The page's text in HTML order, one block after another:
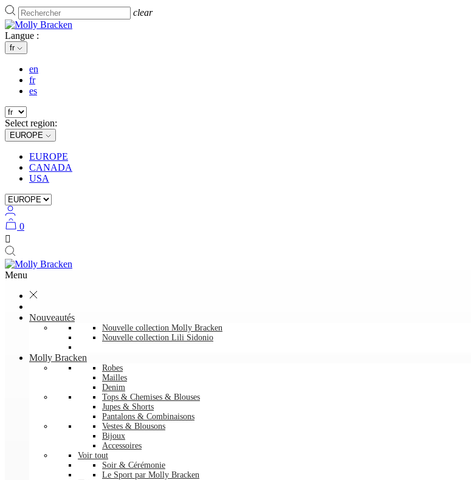
clear
Langue :
fr
en
fr
es
Select region:
EUROPE
EUROPE
CANADA
USA
0

Menu
Nouveautés
Nouvelle collection Molly Bracken
Nouvelle collection Lili Sidonio
Molly Bracken
Robes
Mailles
Denim
Tops & Chemises & Blouses
Jupes & Shorts
Pantalons & Combinaisons
Vestes & Blousons
Bijoux
Accessoires
Voir tout
Soir & Cérémonie
Le Sport par Molly Bracken